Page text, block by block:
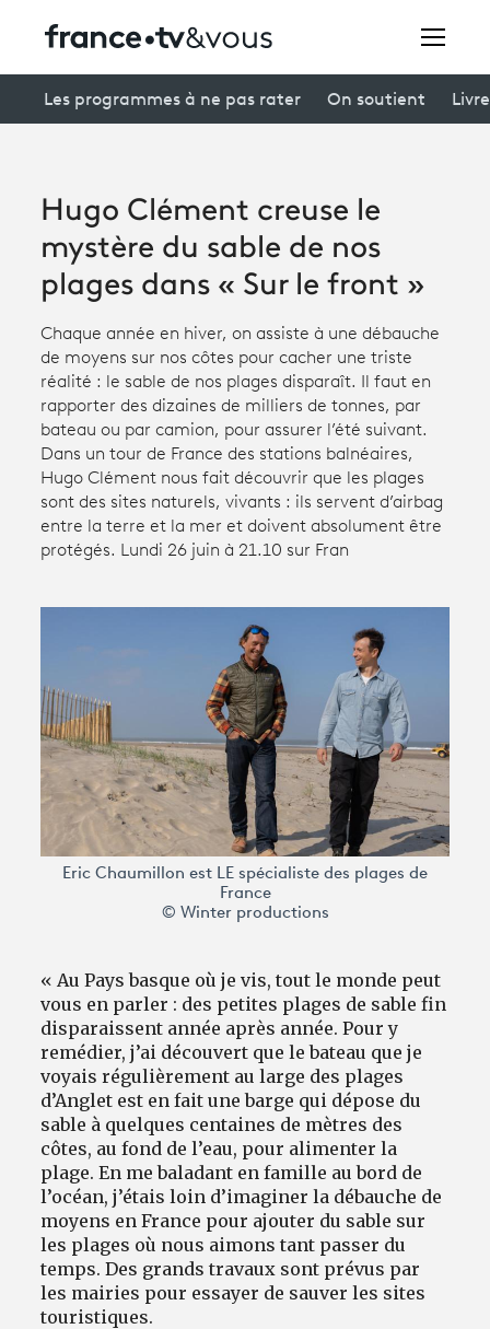
connexion
Avantages fidélité
Creators
À la une
Participer et assister à une émission
À votre écoute
Productions et innovation
Les programmes à ne pas rater On soutient
Hugo Clément creuse le
mystère du sable de nos
plages dans « Sur le front »
Chaque année en hiver, on assiste à une débauche
de moyens sur nos côtes pour cacher une triste
réalité : le sable de nos plages disparaît. Il faut en
rapporter des dizaines de milliers de tonnes, par
bateau ou par camion, pour assurer l’été suivant.
Dans un tour de France des stations balnéaires,
Hugo Clément nous fait découvrir que les plages
sont des sites naturels, vivants : ils servent d’airbag
entre la terre et la mer et doivent absolument être
protégés. Lundi 26 juin à 21.10 sur Fran
Eric Chaumillon est LE spécialiste des plages de
France
© Winter productions
« Au Pays basque où je vis, tout le monde peut
vous en parler : des petites plages de sable fin
disparaissent année après année. Pour y
remédier, j’ai découvert que le bateau que je
voyais régulièrement au large des plages
d’Anglet est en fait une barge qui dépose du
sable à quelques centaines de mètres des
côtes, au fond de l’eau, pour alimenter la
plage. En me baladant en famille au bord de
l’océan, j’étais loin d’imaginer la débauche de
moyens en France pour ajouter du sable sur
les plages où nous aimons tant passer du
temps. Des grands travaux sont prévus par
les mairies pour essayer de sauver les sites
touristiques.